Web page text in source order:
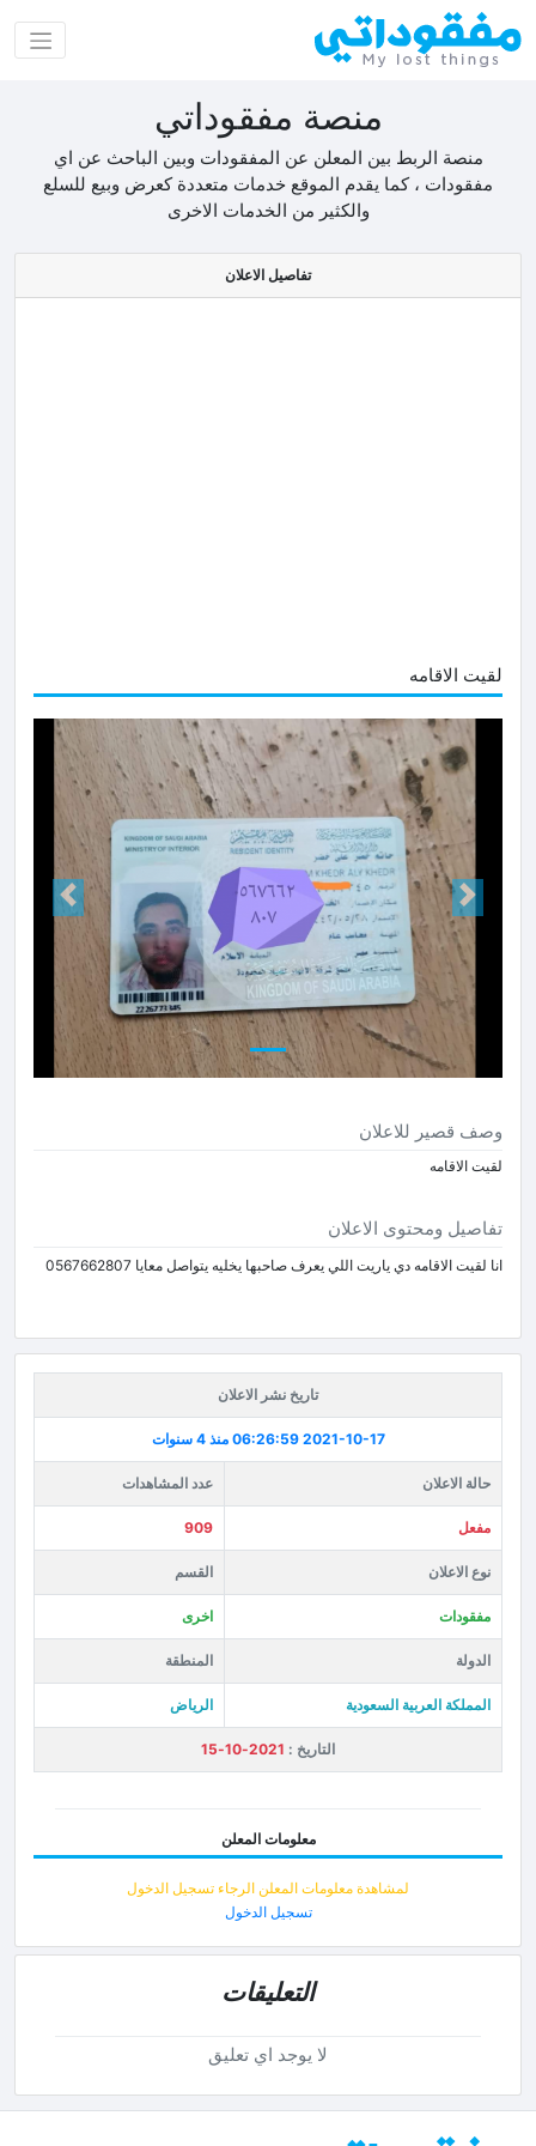
منصة مفقوداتي
منصة الربط بين المعلن عن المفقودات وبين الباحث عن اي
مفقودات ، كما يقدم الموقع خدمات متعددة كعرض وبيع للسلع
والكثير من الخدمات الاخرى
تفاصيل الاعلان
لقيت الاقامه
Next Prev
وصف قصير للاعلان
لقيت الاقامه
تفاصيل ومحتوى الاعلان
انا لقيت الاقامه دي ياريت اللي يعرف صاحبها يخليه يتواصل معايا 0567662807
تاريخ نشر الاعلان
2021-10-17 06:26:59 منذ 4 سنوات
حالة الاعلان عدد المشاهدات
مفعل 909
نوع الاعلان القسم
مفقودات اخرى
الدولة المنطقة
المملكة العربية السعودية الرياض
التاريخ : 2021-10-15
معلومات المعلن
لمشاهدة معلومات المعلن الرجاء تسجيل الدخول
تسجيل الدخول
التعليقات
لا يوجد اي تعليق